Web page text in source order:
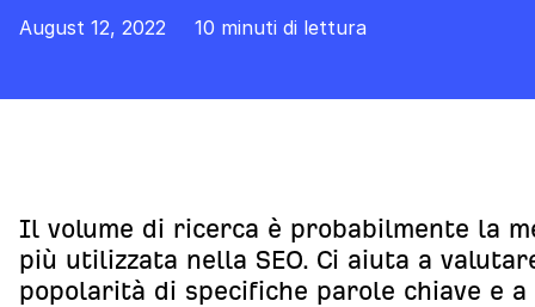
August 12, 2022 10 minuti di lettura
Il volume di ricerca è probabilmente la
più utilizzata nella SEO. Ci aiuta a
popolarità di specifiche parole chiave e a